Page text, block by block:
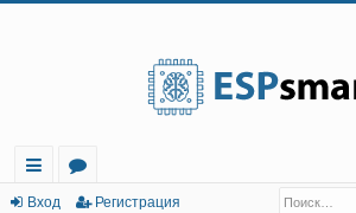
с
о
Вход Регистрация